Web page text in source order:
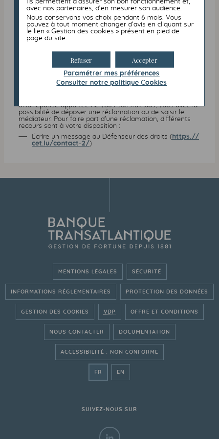
Vous êtes en situation de handicap et vous avez des
difficultés à utiliser nos services,contactez le
correspondant accessibilité de Banque
Transatlantique Luxembourg.
Pour remédier au problème de manière durable et dans la
mesure du raisonnable, la correction en ligne du défaut
d’accessibilité sera privilégiée. Si cela ne peut être fait,
l’information souhaitée vous sera transmise dans un
format accessible selon vos souhaits : par écrit dans un
document ou courriel, ou à l’oral lors d'un entretien ou par
Voies de recours
Si la réponse apportée ne vous satisfait pas, vous avez la
possibilité de déposer une réclamation ou de saisir le
médiateur. Pour faire part d’une réclamation, différents
recours sont à votre disposition :
Écrire un message au Défenseur des droits ( https://
cet.lu/contact-2/)
MENTIONS LÉGALES SÉCURITÉ
INFORMATIONS RÉGLEMENTAIRES PROTECTION DES DONNÉES
GESTION DES COOKIES VDP OFFRE ET CONDITIONS
NOUS CONTACTER DOCUMENTATION
ACCESSIBILITÉ : NON CONFORME
FR - ALLER SUR LE SITE FRANÇAIS
EN
SUIVEZ-NOUS SUR
LINKEDIN - BANQUE
avec nos partenaires, d’en mesurer son audience.
Nous conservons vos choix pendant 6 mois. Vous
pouvez à tout moment changer d’avis en cliquant sur
le lien « Gestion des cookies » présent en pied de
page du site.
Accepter
Refuser
Paramétrer mes préférences
Consulter notre politiqueCookies